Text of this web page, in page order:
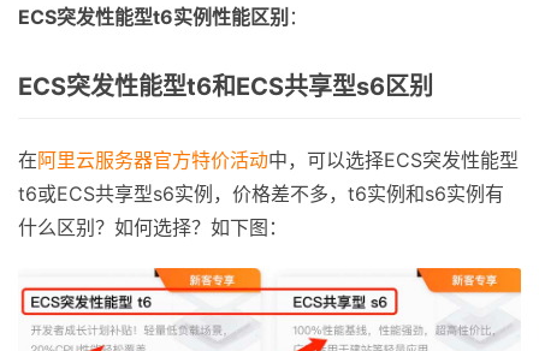
ECS突发性能型t6实例性能区别 ：
ECS突发性能型t6和ECS共享型s6区别
在阿里云服务器官方特价活动中，可以选择ECS突发性能型
t6或ECS共享型s6实例，价格差不多，t6实例和s6实例有
什么区别？如何选择？如下图：